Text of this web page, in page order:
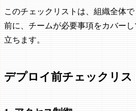
このチェックリストは、組織全体で
前に、チームが必要事項をカバー
立ちます。
デプロイ前チェックリス